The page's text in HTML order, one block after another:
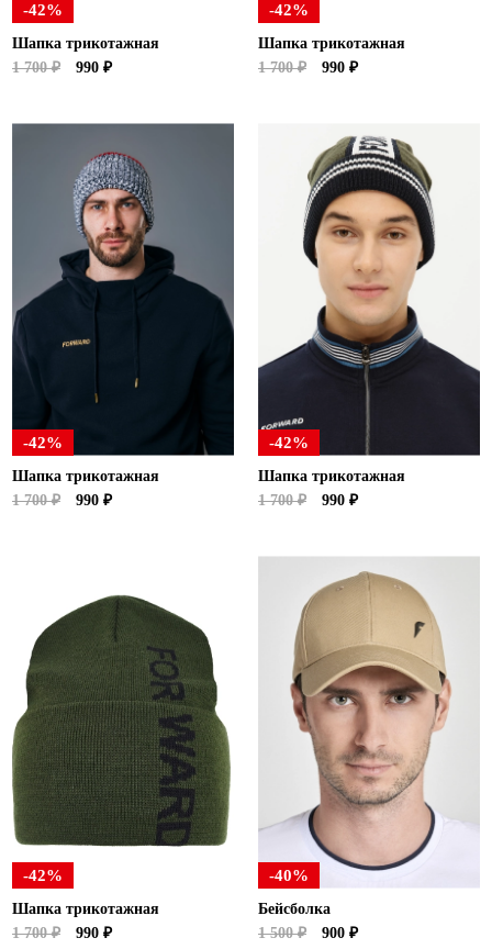
-42%
Шапка трикотажная
1 700 ₽
990 ₽
-42%
Шапка трикотажная
1 700 ₽
990 ₽
-42%
Шапка трикотажная
1 700 ₽
990 ₽
-42%
Шапка трикотажная
1 700 ₽
990 ₽
-42%
Шапка трикотажная
1 700 ₽
990 ₽
-40%
Бейсболка
1 500 ₽
900 ₽